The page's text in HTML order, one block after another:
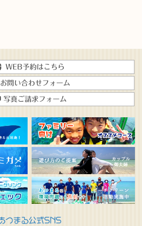
WEB予約はこちら
お問い合わせフォーム
写真ご請求フォーム